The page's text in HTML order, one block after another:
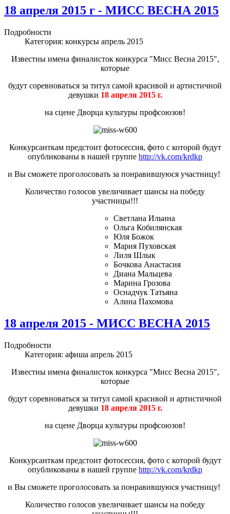
18 апреля 2015 г - МИСС ВЕСНА 2015
Подробности
Категория: конкурсы апрель 2015
Известны имена финалисток конкурса "Мисс Весна 2015",
которые
будут соревноваться за титул самой красивой и артистичной
девушки 18 апреля 2015 г.
на сцене Дворца культуры профсоюзов!
Конкурсанткам предстоит фотосессия, фото с которой будут
опубликованы в нашей группе http://vk.com/krdkp
и Вы сможете проголосовать за понравившуюся участницу!
Количество голосов увеличивает шансы на победу
участницы!!!
Светлана Ильина
Ольга Кобилянская
Юля Божок
Мария Пуховская
Лиля Шлык
Бочкова Анастасия
Диана Мальцева
Марина Грозова
Оснадчук Татьяна
Алина Пахомова
18 апреля 2015 - МИСС ВЕСНА 2015
Подробности
Категория: афиша апрель 2015
Известны имена финалисток конкурса "Мисс Весна 2015",
которые
будут соревноваться за титул самой красивой и артистичной
девушки 18 апреля 2015 г.
на сцене Дворца культуры профсоюзов!
Конкурсанткам предстоит фотосессия, фото с которой будут
опубликованы в нашей группе http://vk.com/krdkp
и Вы сможете проголосовать за понравившуюся участницу!
Количество голосов увеличивает шансы на победу